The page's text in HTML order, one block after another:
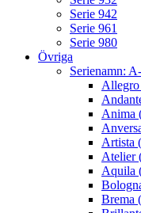
Serie 942
Serie 961
Serie 980
Övriga
Serienamn:
Allegro
Anima
Artista
Atelier
Aquila
Brema